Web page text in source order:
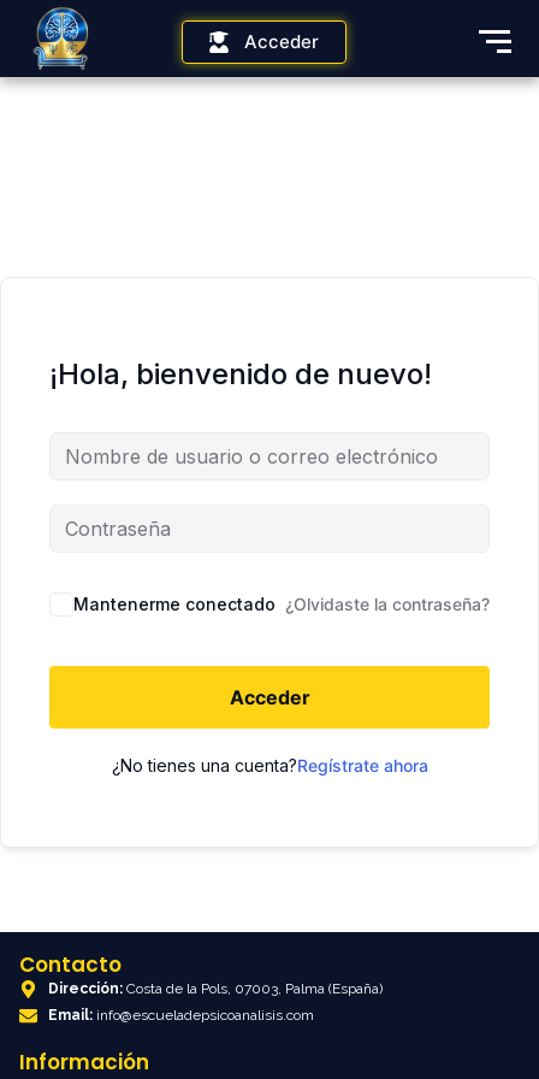
Acceder
¡Hola, bienvenido de nuevo!
Mantenerme conectado ¿Olvidaste la contraseña?
Acceder
¿No tienes una cuenta?Regístrate ahora
Contacto
Dirección: Costa de la Pols, 07003, Palma (España)
Email: info@escueladepsicoanalisis.com
Información